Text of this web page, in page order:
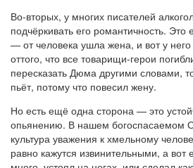
Во-вторых, у многих писателей
подчёркивать его романтичность.
— от человека ушла жена, и вот у
оттого, что все товарищи-герои
пересказать Дюма другими словами,
пьёт, потому что повесил жену.
Но есть ещё одна сторона — это
опьянению. В нашем богоспасаемом
культура уважения к хмельному
равно кажутся извинительными, а вот